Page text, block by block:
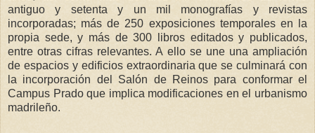
antiguo y setenta y un mil monografías y revistas
incorporadas; más de 250 exposiciones temporales en la
propia sede, y más de 300 libros editados y publicados,
entre otras cifras relevantes. A ello se une una ampliación
de espacios y edificios extraordinaria que se culminará con
la incorporación del Salón de Reinos para conformar el
Campus Prado que implica modificaciones en el urbanismo
madrileño.